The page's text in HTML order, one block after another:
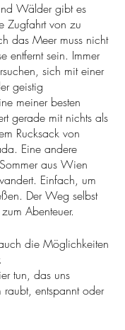
Wälder gibt es
Zugfahrt von zu
das Meer muss nicht
entfernt sein. Immer
sich mit einer
geistig
meiner besten
gerade mit nichts als
Rucksack von
Eine andere
aus Wien
Einfach, um
Der Weg selbst
Abenteuer.
die Möglichkeiten
tun, das uns
raubt, entspannt oder